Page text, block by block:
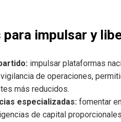
impulsar y
impulsar plataformas
de operaciones,
más reducidos.
especializadas: fomentar
de capital